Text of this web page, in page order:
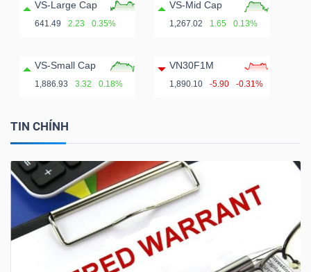
VS-Large Cap
641.49 2.23 0.35%
VS-Mid Cap
1,267.02 1.65 0.13%
VS-Small Cap
1,886.93 3.32 0.18%
VN30F1M
1,890.10 -5.90 -0.31%
TIN CHÍNH